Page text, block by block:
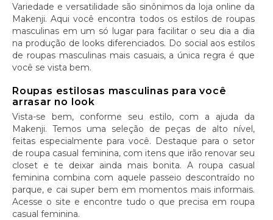
Variedade e versatilidade são sinônimos da loja online da
Makenji. Aqui você encontra todos os estilos de roupas
masculinas em um só lugar para facilitar o seu dia a dia
na produção de looks diferenciados. Do social aos estilos
de roupas masculinas mais casuais, a única regra é que
você se vista bem.
Roupas estilosas masculinas para você
arrasar no look
Vista-se bem, conforme seu estilo, com a ajuda da
Makenji. Temos uma seleção de peças de alto nível,
feitas especialmente para você. Destaque para o setor
de roupa casual feminina, com itens que irão renovar seu
closet e te deixar ainda mais bonita. A roupa casual
feminina combina com aquele passeio descontraído no
parque, e cai super bem em momentos mais informais.
Acesse o site e encontre tudo o que precisa em roupa
casual feminina.